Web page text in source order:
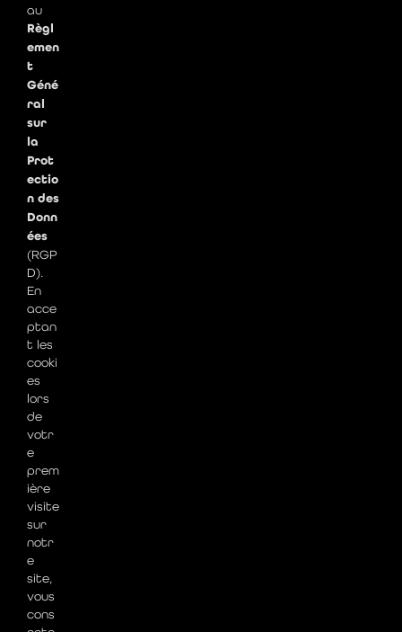
au
Règl
emen
t
Géné
ral
sur
la
Prot
ectio
n des
Donn
ées
(RGP
D).
En
acce
ptan
t les
cooki
es
lors
de
votr
e
prem
ière
visite
sur
notr
e
site,
vous
cons